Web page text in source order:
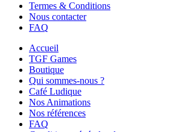
Termes & Conditions
Nous contacter
FAQ
Accueil
TGF Games
Boutique
Qui sommes-nous ?
Café Ludique
Nos Animations
Nos références
FAQ